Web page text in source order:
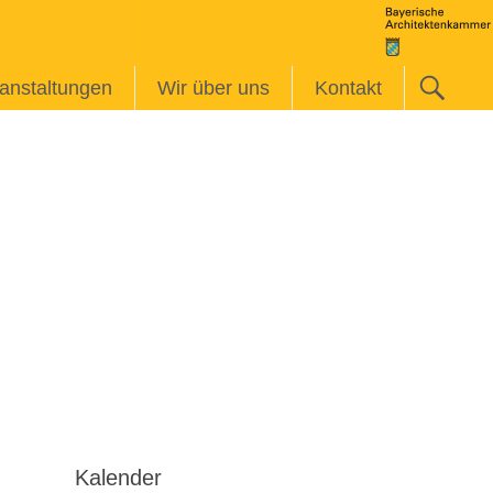
Wir über uns Kontakt
Kalender